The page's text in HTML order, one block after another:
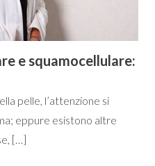
e squamocellulare:
pelle, l’attenzione si
eppure esistono altre
[…]